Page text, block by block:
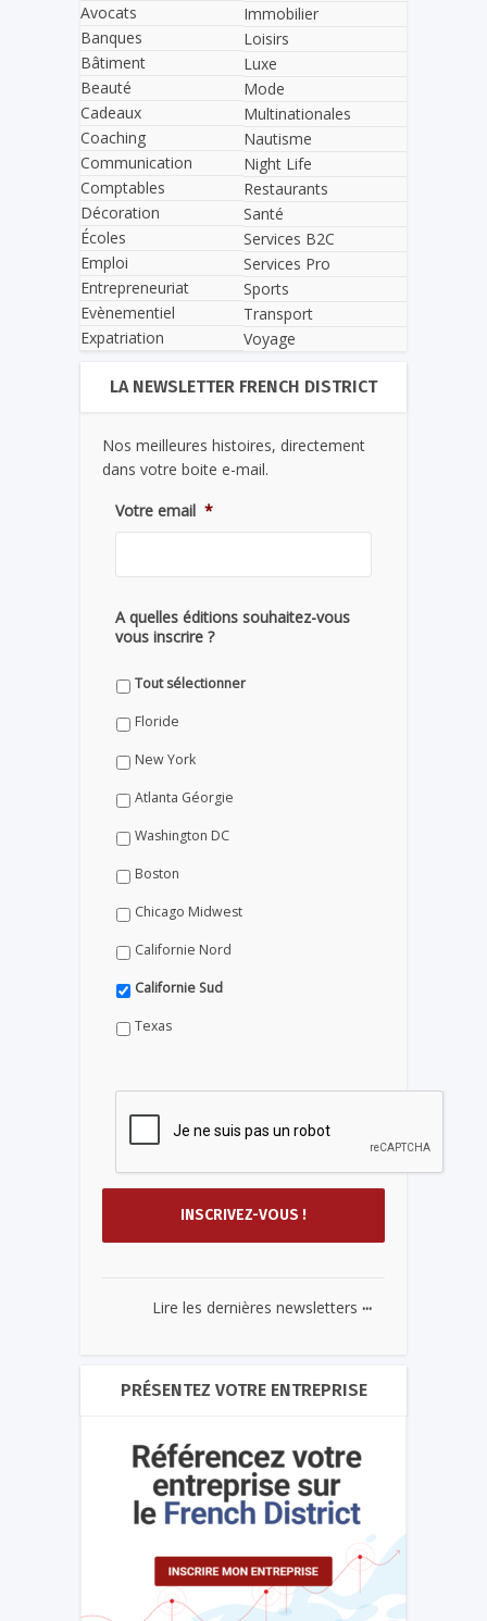
Avocats
Banques
Bâtiment
Beauté
Cadeaux
Coaching
Communication
Comptables
Décoration
Écoles
Emploi
Entrepreneuriat
Evènementiel
Expatriation
Immobilier
Loisirs
Luxe
Mode
Multinationales
Nautisme
Night Life
Restaurants
Santé
Services B2C
Services Pro
Sports
Transport
Voyage
LA NEWSLETTER FRENCH DISTRICT
Nos meilleures histoires, directement
dans votre boite e-mail.
Votre email *
A quelles éditions souhaitez-vous
vous inscrire ?
Tout sélectionner
Floride
New York
Atlanta Géorgie
Washington DC
Boston
Chicago Midwest
Californie Nord
Californie Sud
Texas
Lire les dernières newsletters ...
PRÉSENTEZ VOTRE ENTREPRISE